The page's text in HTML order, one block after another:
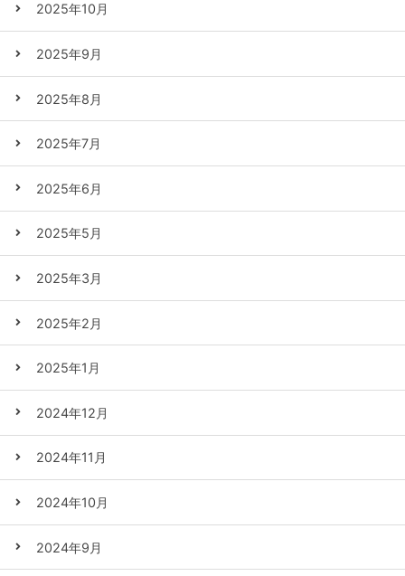
2025年10月
2025年9月
2025年8月
2025年7月
2025年6月
2025年5月
2025年3月
2025年2月
2025年1月
2024年12月
2024年11月
2024年10月
2024年9月